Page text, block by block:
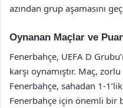
azından grup aşamasını
Oynanan Maçlar ve
Fenerbahçe, UEFA D
karşı oynamıştır. Maç,
Fenerbahçe, sahadan 1-
Fenerbahçe için önemli bir